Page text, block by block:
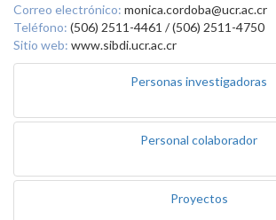
Correo electrónico: monica.cordoba@ucr.ac.cr
Teléfono: (506) 2511-4461 / (506) 2511-4750
Sitio web: www.sibdi.ucr.ac.cr
Personas investigadoras
Personal colaborador
Proyectos